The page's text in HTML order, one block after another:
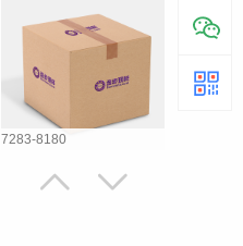
7283-8180
 